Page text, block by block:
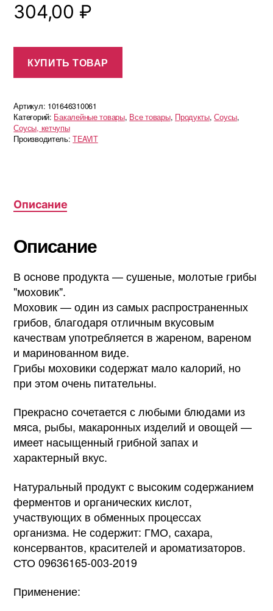
304,00 ₽
КУПИТЬ ТОВАР
Артикул: 101646310061
Категорий: Бакалейные товары, Все товары, Продукты,Соусы,
Соусы, кетчупы
Производитель:TEAVIT
Описание
Описание
В основе продукта — сушеные, молотые грибы
"моховик".
Моховик — один из самых распространенных
грибов, благодаря отличным вкусовым
качествам употребляется в жареном, вареном
и маринованном виде.
Грибы моховики содержат мало калорий, но
при этом очень питательны.
Прекрасно сочетается с любыми блюдами из
мяса, рыбы, макаронных изделий и овощей —
имеет насыщенный грибной запах и
характерный вкус.
Натуральный продукт с высоким содержанием
ферментов и органических кислот,
участвующих в обменных процессах
организма. Не содержит: ГМО, сахара,
консервантов, красителей и ароматизаторов.
СТО 09636165-003-2019
Применение: